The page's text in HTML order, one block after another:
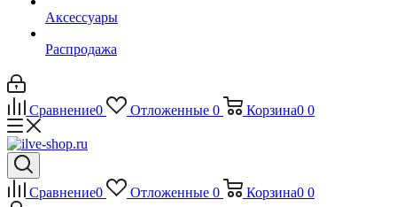
Аксессуары
Распродажа
Сравнение0 Отложенные 0 Корзина0 0
Сравнение0 Отложенные 0 Корзина0 0